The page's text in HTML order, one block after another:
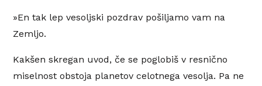
»En tak lep vesoljski pozdrav pošiljamo vam na
Zemljo.
Kakšen skregan uvod, če se poglobiš v resnično
miselnost obstoja planetov celotnega vesolja. Pa ne